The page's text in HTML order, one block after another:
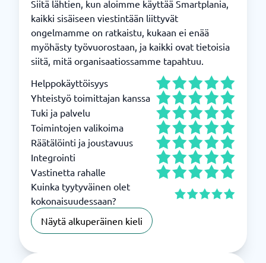
Siitä lähtien, kun aloimme käyttää Smartplania,
kaikki sisäiseen viestintään liittyvät
ongelmamme on ratkaistu, kukaan ei enää
myöhästy työvuorostaan, ja kaikki ovat tietoisia
siitä, mitä organisaatiossamme tapahtuu.
Helppokäyttöisyys
Yhteistyö toimittajan kanssa
Tuki ja palvelu
Toimintojen valikoima
Räätälöinti ja joustavuus
Integrointi
Vastinetta rahalle
Kuinka tyytyväinen olet
kokonaisuudessaan?
Näytä alkuperäinen kieli